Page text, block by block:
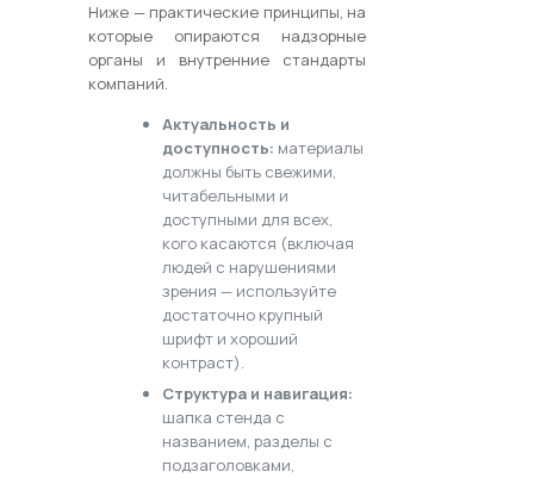
Ниже — практические принципы, на
которые опираются надзорные
органы и внутренние стандарты
компаний.
Актуальность и
доступность: материалы
должны быть свежими,
читабельными и
доступными для всех,
кого касаются (включая
людей с нарушениями
зрения — используйте
достаточно крупный
шрифт и хороший
контраст).
Структура и навигация:
шапка стенда с
названием, разделы с
подзаголовками,